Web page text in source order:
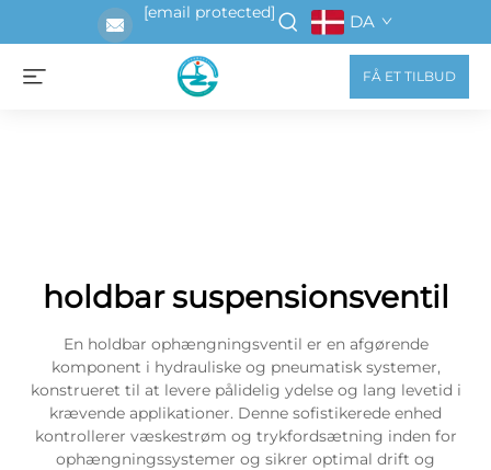
[email protected] DA
FÅ ET TILBUD
holdbar suspensionsventil
En holdbar ophængningsventil er en afgørende
komponent i hydrauliske og pneumatisk systemer,
konstrueret til at levere pålidelig ydelse og lang levetid i
krævende applikationer. Denne sofistikerede enhed
kontrollerer væskestrøm og trykfordsætning inden for
ophængningssystemer og sikrer optimal drift og